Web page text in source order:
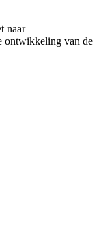
naar
ontwikkeling van de